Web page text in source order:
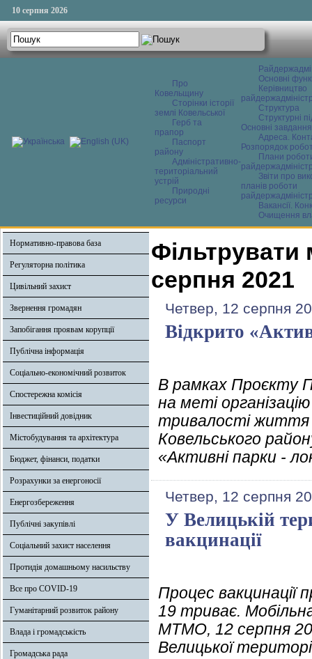
10 серпня 2026
Про
Ковельщину
Сторінки історії
землі Ковельської
Герб та
прапор
Паспорт
району
Адміністративно-
територіальний
устрій
Природні
ресурси
Основні
Керівництво
Структура
Структурні
Основні завдання
Адреса.
Розпорядок
Плани
Звіти про
планів роботи
Вакансії.
Очищення
Нормативно-правова база
Регуляторна політика
Цивільний захист
Звернення громадян
Запобігання проявам корупції
Публічна інформація
Соціально-економічний розвиток
Спостережна комісія
Інвестиційний довідник
Містобудування та архітектура
Бюджет, фінанси, податки
Розрахунки за енергоносії
Енергозбереження
Публічні закупівлі
Соціальний захист населення
Протидія домашньому насильству
Все про COVID-19
Гуманітарний розвиток району
Влада і громадськість
Громадська рада
Фільтрувати
серпня 2021
Четвер, 12 серпня
Відкрито
В рамках Проєкту
на меті
тривалості життя
Ковельського
«Активні парки -
Четвер, 12 серпня
У Велицькій
вакцинації
Процес вакцинації
19 триває.
МТМО, 12 серпня
Велицької